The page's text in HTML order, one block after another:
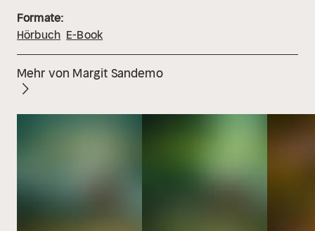
Formate:
Hörbuch E-Book
Mehr von Margit Sandemo